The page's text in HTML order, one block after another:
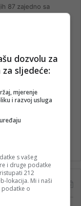
87 zajedno sa
su u kino sali…
10
pohađaju Dječiji
univerziteta u…
dozvolu za
sljedeće:
mjerenje
i razvoj usluga
s vašeg
i druge podatke
212
lokacija. Mi i naši
o